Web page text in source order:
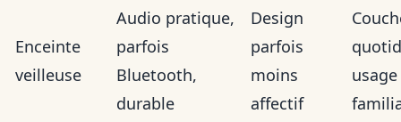
Enceinte
veilleuse
Audio pratique,
parfois
Bluetooth,
durable
Design
parfois
moins
affectif
usage